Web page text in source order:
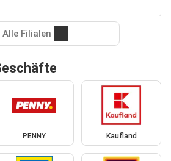
Alle Filialen
PENNY Kaufland